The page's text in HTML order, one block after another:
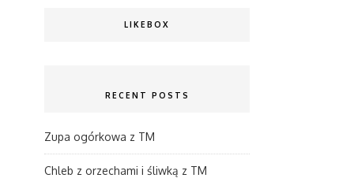
LIKEBOX
RECENT POSTS
Zupa ogórkowa z TM
Chleb z orzechami i śliwką z TM